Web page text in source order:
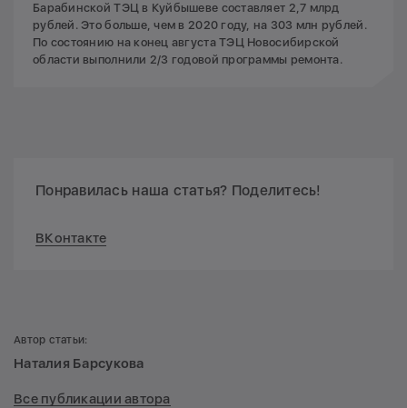
Барабинской ТЭЦ в Куйбышеве составляет 2,7 млрд
рублей. Это больше, чем в 2020 году, на 303 млн рублей.
По состоянию на конец августа ТЭЦ Новосибирской
области выполнили 2/3 годовой программы ремонта.
Понравилась наша статья? Поделитесь!
ВКонтакте
Автор статьи:
Наталия Барсукова
Все публикации автора